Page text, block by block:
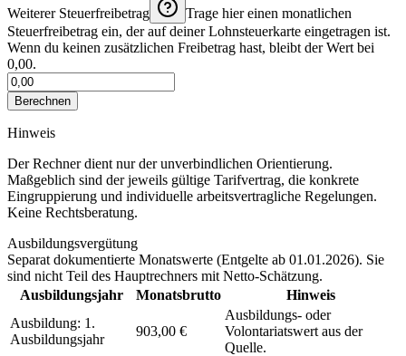
Weiterer Steuerfreibetrag
Trage hier einen monatlichen
Steuerfreibetrag ein, der auf deiner Lohnsteuerkarte eingetragen ist.
Wenn du keinen zusätzlichen Freibetrag hast, bleibt der Wert bei
0,00.
Berechnen
Hinweis
Der Rechner dient nur der unverbindlichen Orientierung.
Maßgeblich sind der jeweils gültige Tarifvertrag, die konkrete
Eingruppierung und individuelle arbeitsvertragliche Regelungen.
Keine Rechtsberatung.
Ausbildungsvergütung
Separat dokumentierte Monatswerte (Entgelte ab 01.01.2026). Sie
sind nicht Teil des Hauptrechners mit Netto-Schätzung.
Ausbildungsjahr
Monatsbrutto
Hinweis
Ausbildung: 1.
Ausbildungsjahr
903,00 €
Ausbildungs- oder
Volontariatswert aus der
Quelle.